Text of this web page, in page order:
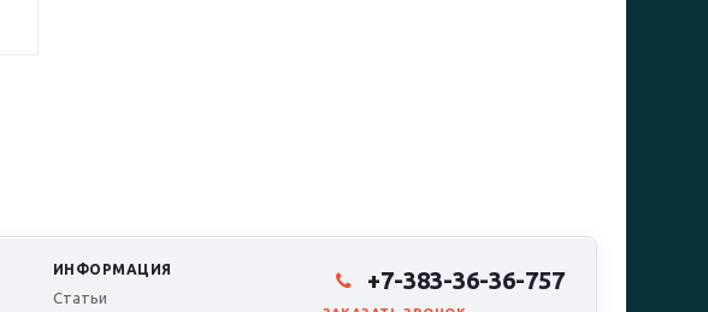
ИНФОРМАЦИЯ
Статьи
+7-383-36-36-757